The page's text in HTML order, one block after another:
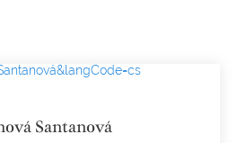
Santanová